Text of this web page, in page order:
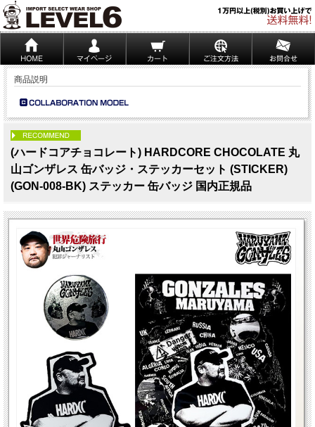
商品説明
(ハードコアチョコレート) HARDCORE CHOCOLATE 丸
山ゴンザレス 缶バッジ・ステッカーセット (STICKER)
(GON-008-BK) ステッカー 缶バッジ 国内正規品